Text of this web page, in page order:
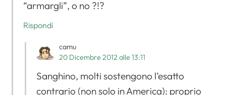
“armargli”, o no ?!?
Rispondi
camu
20 Dicembre 2012 alle 13:11
Sanghino, molti sostengono l’esatto
contrario (non solo in America): proprio